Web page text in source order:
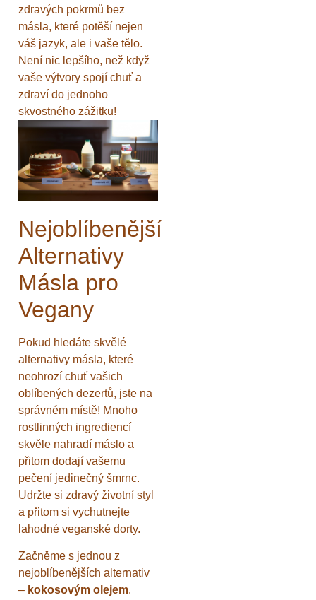
zdravých pokrmů bez
másla, které potěší nejen
váš jazyk, ale i vaše tělo.
Není nic lepšího, než když
vaše výtvory spojí chuť a
zdraví do jednoho
skvostného zážitku!
Nejoblíbenější
Alternativy
Másla pro
Vegany
Pokud hledáte skvělé
alternativy másla, které
neohrozí chuť vašich
oblíbených dezertů, jste na
správném místě! Mnoho
rostlinných ingrediencí
skvěle nahradí máslo a
přitom dodají vašemu
pečení jedinečný šmrnc.
Udržte si zdravý životní styl
a přitom si vychutnejte
lahodné veganské dorty.
Začněme s jednou z
nejoblíbenějších alternativ
– kokosovým olejem.